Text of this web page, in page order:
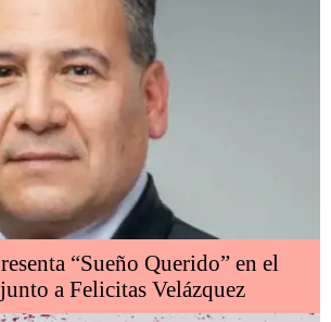
“Sueño Querido” en el
a Felicitas Velázquez